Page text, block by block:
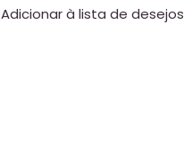
Adicionar à lista de desejos